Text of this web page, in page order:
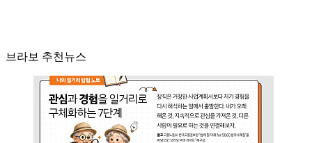
브라보 추천뉴스